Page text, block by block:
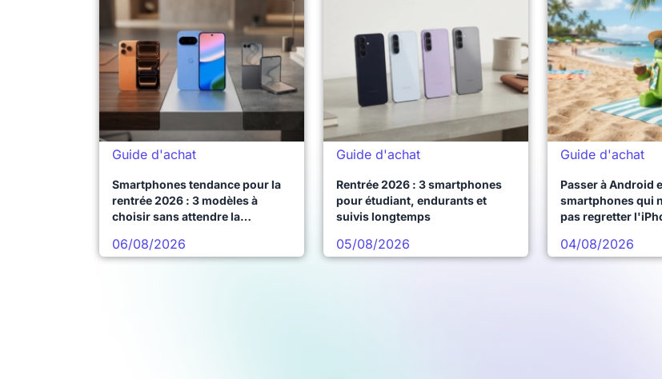
Guide d'achat
Smartphones tendance pour la
rentrée 2026 : 3 modèles à
choisir sans attendre la
06/08/2026
Guide d'achat
Rentrée 2026 : 3 smartphones
pour étudiant, endurants et
suivis longtemps
05/08/2026
Guide d'achat
Passer à Android
smartphones qui
pas regretter
04/08/2026